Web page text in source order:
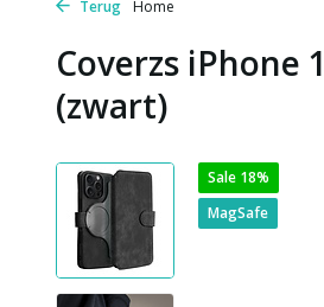
Terug Home
Coverzs iPhone
(zwart)
Sale 18%
MagSafe